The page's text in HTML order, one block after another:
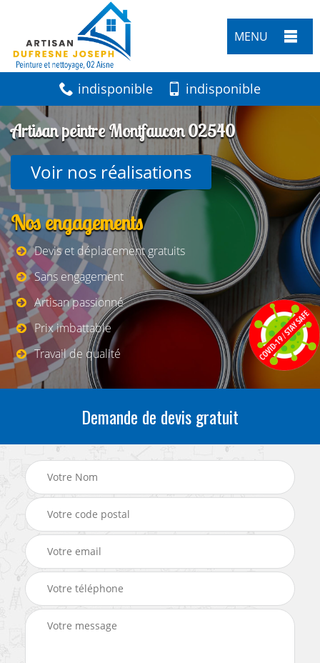
MENU
indisponible indisponible
Artisan peintre Montfaucon 02540
Voir nos réalisations
Nos engagements
Devis et déplacement gratuits
Sans engagement
Artisan passionné
Prix imbattable
Travail de qualité
Demande de devis gratuit